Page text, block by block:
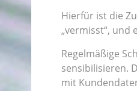
Hierfür ist die
„vermisst“, und
Regelmäßige
sensibilisieren.
mit